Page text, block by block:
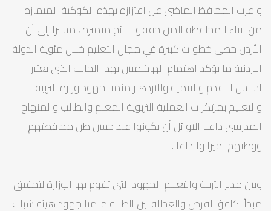
واعرب المحافظ الماضي عن اعتزازه بهذه الكوكبة المتميزة
من ابناء المحافظة الذين حققوا نتائج متميزة ، مشيرا إلى أن
الأردن خطى خطوات كبيرة في مجال التعليم خلال مئوية الدولة
الاردنية ما يؤكد اهتمام الهاشميين بهذا الجانب الذي يعتبر
اساس التقدم والتنمية والازدهار مثمنا جهود وزارة التربية
والتعليم بمرتكزات العملية التربوية المعلم والطالب والمنهاج
المدرسي داعيا الاوائل أن يكونوا عند حسن ظن محافظتهم
ووطنهم تميزا وابداعا .
وبين مدير التربية والتعليم الجهود التي تقوم بها الوزارة لتحقيق
مبدأ تكافؤ الفرص والعدالة بين الطلبة مثمنا جهود هيئة شباب